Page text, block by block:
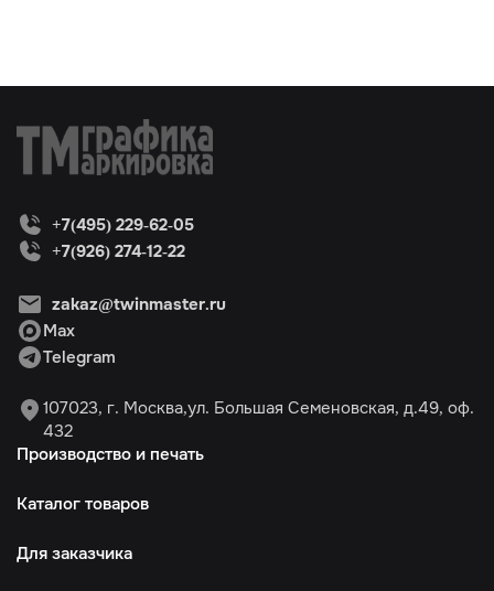
+7(495) 229-62-05
+7(926) 274-12-22
zakaz@twinmaster.ru
Max
Telegram
107023, г. Москва,ул. Большая Семеновская, д.49, оф.
432
Производство и печать
Каталог товаров
Для заказчика